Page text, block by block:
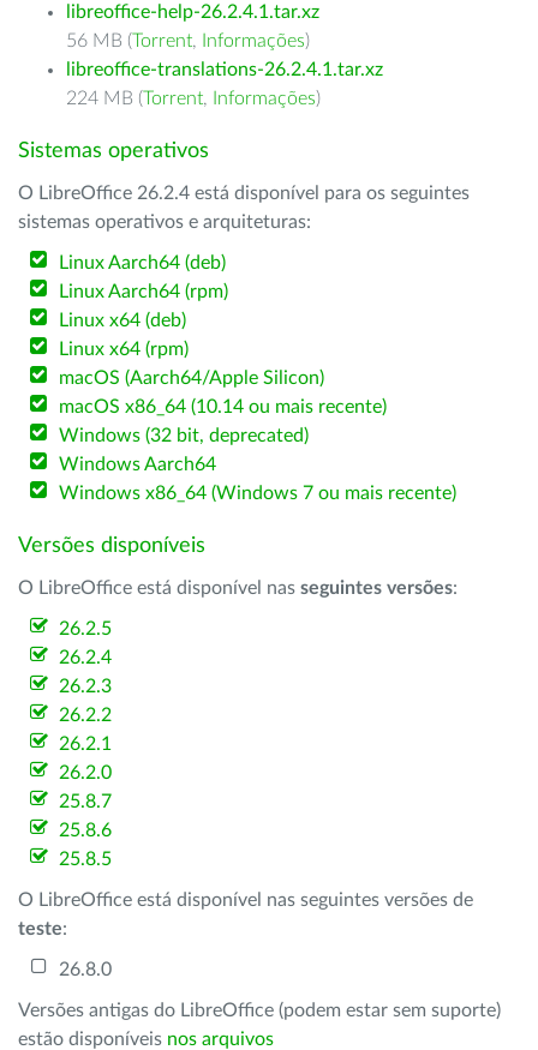
libreoffice-help-26.2.4.1.tar.xz
56 MB (Torrent, Informações)
libreoffice-translations-26.2.4.1.tar.xz
224 MB (Torrent, Informações)
Sistemas operativos
O LibreOffice 26.2.4 está disponível para os seguintes
sistemas operativos e arquiteturas:
Linux Aarch64 (deb)
Linux Aarch64 (rpm)
Linux x64 (deb)
Linux x64 (rpm)
macOS (Aarch64/Apple Silicon)
macOS x86_64 (10.14 ou mais recente)
Windows (32 bit, deprecated)
Windows Aarch64
Windows x86_64 (Windows 7 ou mais recente)
Versões disponíveis
O LibreOffice está disponível nas seguintes versões:
26.2.5
26.2.4
26.2.3
26.2.2
26.2.1
26.2.0
25.8.7
25.8.6
25.8.5
O LibreOffice está disponível nas seguintes versões de
teste:
26.8.0
Versões antigas do LibreOffice (podem estar sem suporte)
estão disponíveis nos arquivos